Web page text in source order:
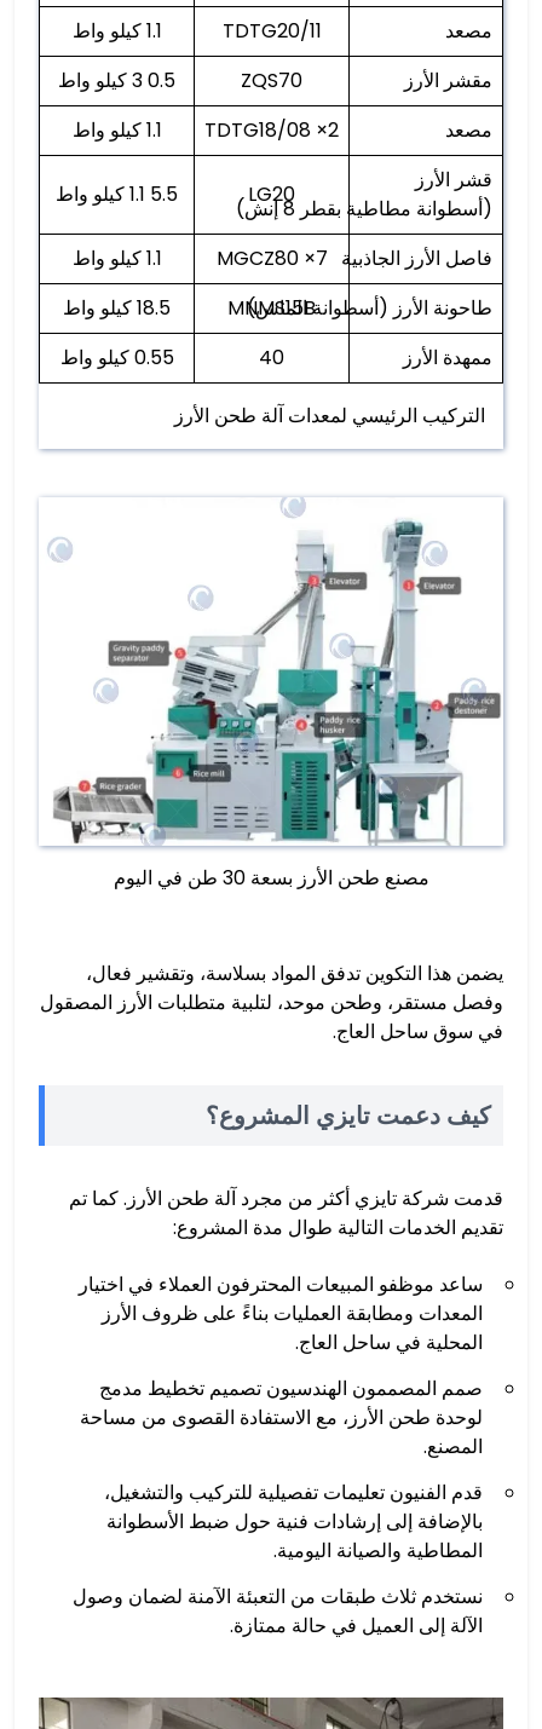
مصعد
TDTG20/11
1.1 كيلو واط
مقشر الأرز
ZQS70
0.5 3 كيلو واط
مصعد
TDTG18/08 ×2
1.1 كيلو واط
قشر الأرز
(أسطوانة مطاطية بقطر 8 إنش)
LG20 5.5 1.1 كيلو واط
فاصل الأرز الجاذبية MGCZ80 ×7
1.1 كيلو واط
طاحونة الأرز (أسطوانة الماس)
MNMS15B
18.5 كيلو واط
ممهدة الأرز
40 0.55 كيلو واط
التركيب الرئيسي لمعدات آلة طحن الأرز
مصنع طحن الأرز بسعة 30 طن في اليوم
يضمن هذا التكوين تدفق المواد بسلاسة، وتقشير فعال،
وفصل مستقر، وطحن موحد، لتلبية متطلبات الأرز المصقول
في سوق ساحل العاج.
كيف دعمت تايزي المشروع؟
قدمت شركة تايزي أكثر من مجرد آلة طحن الأرز. كما تم
تقديم الخدمات التالية طوال مدة المشروع:
ساعد موظفو المبيعات المحترفون العملاء في اختيار
المعدات ومطابقة العمليات بناءً على ظروف الأرز
المحلية في ساحل العاج.
صمم المصممون الهندسيون تصميم تخطيط مدمج
لوحدة طحن الأرز، مع الاستفادة القصوى من مساحة
المصنع.
قدم الفنيون تعليمات تفصيلية للتركيب والتشغيل،
بالإضافة إلى إرشادات فنية حول ضبط الأسطوانة
المطاطية والصيانة اليومية.
نستخدم ثلاث طبقات من التعبئة الآمنة لضمان وصول
الآلة إلى العميل في حالة ممتازة.